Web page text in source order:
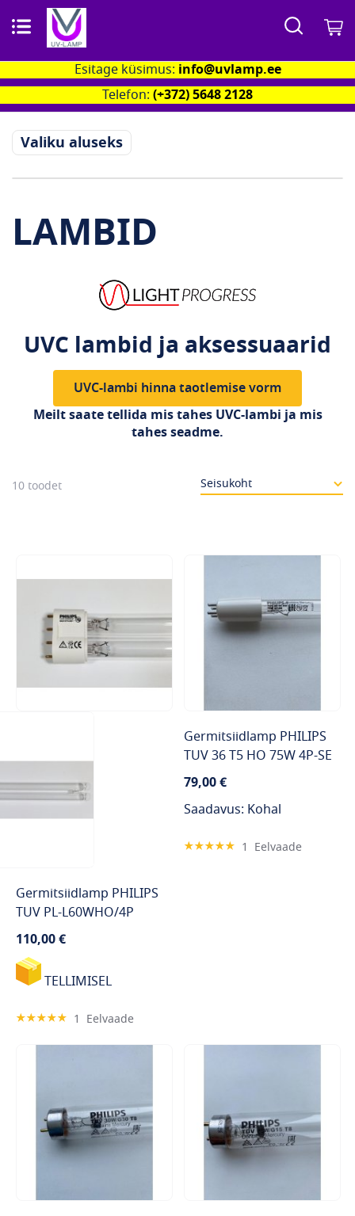
Otsi
Esitage küsimus: info@uvlamp.ee
Telefon: (+372) 5648 2128
Valiku aluseks
LAMBID
UVC lambid ja aksessuaarid
UVC-lambi hinna taotlemise vorm
Meilt saate tellida mis tahes UVC-lambi ja mis
tahes seadme.
10toodet
Germitsiidlamp PHILIPS
TUV PL-L60WHO/4P
110,00 €
TELLIMISEL
Hinnang: 1 Eelvaade
Germitsiidlamp PHILIPS
TUV 36 T5 HO 75W 4P-SE
79,00 €
Saadavus: Kohal
Hinnang: 1 Eelvaade